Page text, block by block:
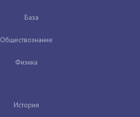
База
Обществознание
Физика
История